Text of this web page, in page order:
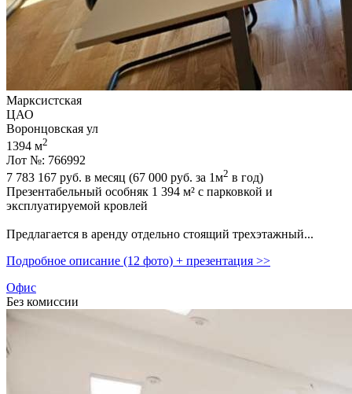
Марксистская
ЦАО
Воронцовская ул
1394 м2
Лот №: 766992
7 783 167 руб. в месяц (67 000 руб. за 1м2 в год)
Презентабельный особняк 1 394 м² с парковкой и
эксплуатируемой кровлей
Предлагается в аренду отдельно стоящий трехэтажный...
Подробное описание (12 фото) + презентация >>
Офис
Без комиссии